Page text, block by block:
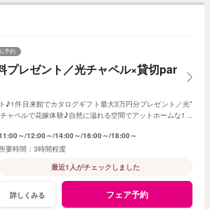
プレゼント／光チャペル×貸切par
予約
♪1件目来館でカタログギフト最大3万円分プレゼント／光*
ャペルで花嫁体験♪自然に溢れる空間でアットホームな1日
～ 12:00～ 14:00～ 16:00～ 18:00～
3時間程度
最近1人がチェックしました
詳しくみる フェア予約